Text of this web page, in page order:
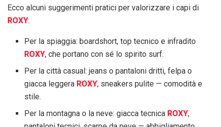
Ecco alcuni suggerimenti pratici per valorizzare i capi di
ROXY:
Per la spiaggia: boardshort, top tecnico e infradito
ROXY, che portano con sé lo spirito surf.
Per la città casual: jeans o pantaloni dritti, felpa o
giacca leggera ROXY, sneakers pulite — comodità e
stile.
Per la montagna o la neve: giacca tecnica ROXY,